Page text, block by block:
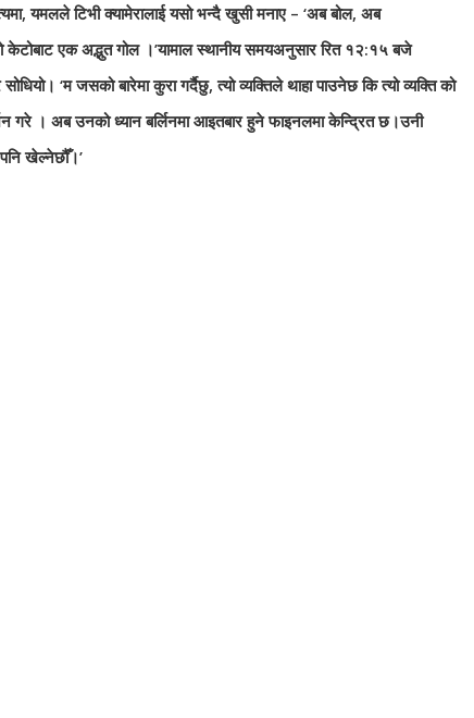
यमलले टिभी क्यामेरालाई यसो भन्दै खुसी मनाए – ‘अब बोल, अब
केटोबाट एक अद्भुत गोल ।’यामाल स्थानीय समयअनुसार रित १२:१५ बजे
‘म जसको बारेमा कुरा गर्दैछु, त्यो व्यक्तिले थाहा पाउनेछ कि त्यो व्यक्ति को
गरे । अब उनको ध्यान बर्लिनमा आइतबार हुने फाइनलमा केन्द्रित छ।उनी
खेल्नेछौँ।’